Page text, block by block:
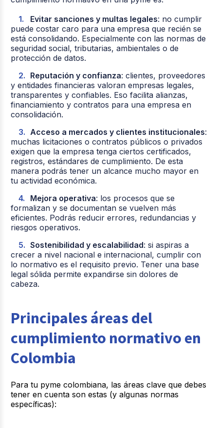
Evitar sanciones y multas legales: no cumplir
puede costar caro para una empresa que recién se
está consolidando. Especialmente con las normas de
seguridad social, tributarias, ambientales o de
protección de datos.
Reputación y confianza: clientes, proveedores
y entidades financieras valoran empresas legales,
transparentes y confiables. Eso facilita alianzas,
financiamiento y contratos para una empresa en
consolidación.
Acceso a mercados y clientes institucionales:
muchas licitaciones o contratos públicos o privados
exigen que la empresa tenga ciertos certificados,
registros, estándares de cumplimiento. De esta
manera podrás tener un alcance mucho mayor en
tu actividad económica.
Mejora operativa: los procesos que se
formalizan y se documentan se vuelven más
eficientes. Podrás reducir errores, redundancias y
riesgos operativos.
Sostenibilidad y escalabilidad: si aspiras a
crecer a nivel nacional e internacional, cumplir con
lo normativo es el requisito previo. Tener una base
legal sólida permite expandirse sin dolores de
cabeza.
Principales áreas del
cumplimiento normativo en
Colombia
Para tu pyme colombiana, las áreas clave que debes
tener en cuenta son estas (y algunas normas
específicas):